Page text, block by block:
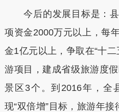
今后的发展目标是：县
项资金2000万元以上，每
金1亿元以上，争取在“十
游项目，建成省级旅游度
景区3个。到2016年，全
现“双倍增”目标，旅游年